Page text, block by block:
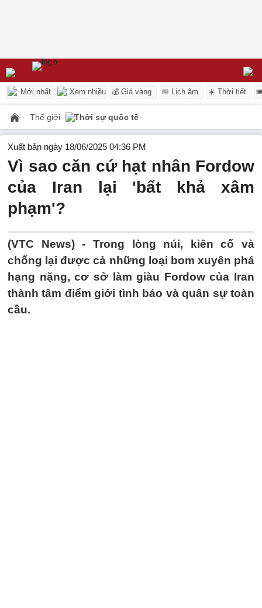
Mới nhất Xem nhiều 💰 Giá vàng 📅 Lịch âm ☀️ Thời tiết
Thế giới Thời sự quốc tế
Xuất bản ngày 18/06/2025 04:36 PM
Vì sao căn cứ hạt nhân Fordow
của Iran lại 'bất khả xâm
phạm'?
(VTC News) - Trong lòng núi, kiên cố và
chống lại được cả những loại bom xuyên phá
hạng nặng, cơ sở làm giàu Fordow của Iran
thành tâm điểm giới tình báo và quân sự toàn
cầu.